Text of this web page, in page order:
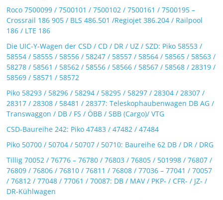
Roco 7500099 / 7500101 / 7500102 / 7500161 / 7500195 –
Crossrail 186 905 / BLS 486.501 /Regiojet 386.204 / Railpool
186 / LTE 186
Die UIC-Y-Wagen der CSD / CD / DR / UZ / SZD: Piko 58553 /
58554 / 58555 / 58556 / 58247 / 58557 / 58564 / 58565 / 58563 /
58278 / 58561 / 58562 / 58556 / 58566 / 58567 / 58568 / 28319 /
58569 / 58571 / 58572
Piko 58293 / 58296 / 58294 / 58295 / 58297 / 28304 / 28307 /
28317 / 28308 / 58481 / 28377: Teleskophaubenwagen DB AG /
Transwaggon / DB / FS / ÖBB / SBB (Cargo)/ VTG
CSD-Baureihe 242: Piko 47483 / 47482 / 47484
Piko 50700 / 50704 / 50707 / 50710: Baureihe 62 DB / DR / DRG
Tillig 70052 / 76776 – 76780 / 76803 / 76805 / 501998 / 76807 /
76809 / 76806 / 76810 / 76811 / 76808 / 77036 – 77041 / 70057
/ 76812 / 77048 / 77061 / 70087: DB / MAV / PKP- / CFR- / JZ- /
DR-Kühlwagen